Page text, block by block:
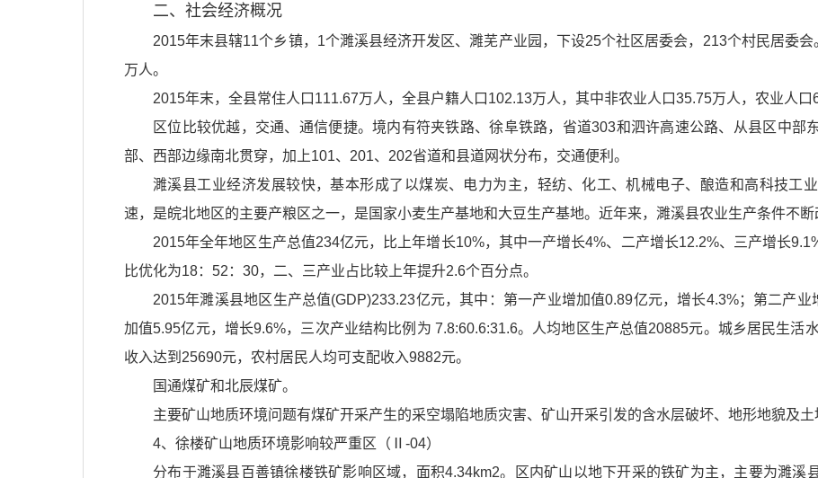
二、社会经济概况
2015年末县辖11个乡镇，1个濉溪县经济开发区、濉芜产业园，下设25个社区居委会，213个村民居委
万人。
2015年末，全县常住人口111.67万人，全县户籍人口102.13万人，其中非农业人口35.75万人，农业人口
区位比较优越，交通、通信便捷。境内有符夹铁路、徐阜铁路，省道303和泗许高速公路、从县区中部
部、西部边缘南北贯穿，加上101、201、202省道和县道网状分布，交通便利。
濉溪县工业经济发展较快，基本形成了以煤炭、电力为主，轻纺、化工、机械电子、酿造和高科技工
速，是皖北地区的主要产粮区之一，是国家小麦生产基地和大豆生产基地。近年来，濉溪县农业生产条件不断
2015年全年地区生产总值234亿元，比上年增长10%，其中一产增长4%、二产增长12.2%、三产增长
比优化为18：52：30，二、三产业占比较上年提升2.6个百分点。
2015年濉溪县地区生产总值(GDP)233.23亿元，其中：第一产业增加值0.89亿元，增长4.3%；第二产
加值5.95亿元，增长9.6%，三次产业结构比例为 7.8:60.6:31.6。人均地区生产总值20885元。城乡居民生活
收入达到25690元，农村居民人均可支配收入9882元。
国通煤矿和北辰煤矿。
主要矿山地质环境问题有煤矿开采产生的采空塌陷地质灾害、矿山开采引发的含水层破坏、地形地貌及土
4、徐楼矿山地质环境影响较严重区（Ⅱ-04）
分布于濉溪县百善镇徐楼铁矿影响区域，面积4.34km2。区内矿山以地下开采的铁矿为主，主要为濉溪